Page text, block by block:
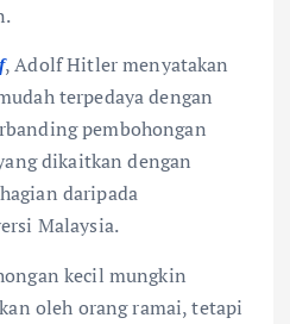
, Adolf Hitler menyatakan
terpedaya dengan
pembohongan
dikaitkan dengan
daripada
Malaysia.
kecil mungkin
oleh orang ramai, tetapi